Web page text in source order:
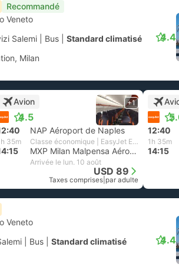
Recommandé
Veneto
Salemi Bus Standard climatisé
Milan
4.4
Avion
4.5
+1
NAP Aéroport de Naples
35m Classe économique | EasyJet Europe
MXP Milan Malpensa Aéroport
Arrivée le lun. 10 août
USD 89
Taxes comprises par adulte
12:40
1h 35m
14:15
Veneto
Bus Standard climatisé 4.4